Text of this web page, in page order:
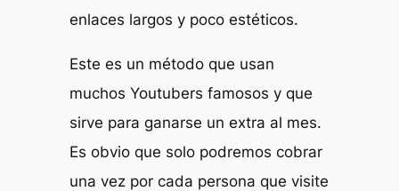
enlaces largos y poco estéticos.
Este es un método que usan
muchos Youtubers famosos y que
sirve para ganarse un extra al mes.
Es obvio que solo podremos cobrar
una vez por cada persona que visite